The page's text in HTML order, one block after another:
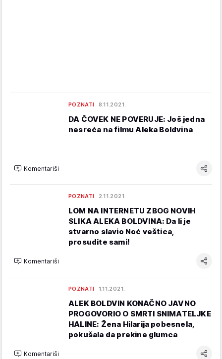
POZNATI 8.11.2021.
DA ČOVEK NE POVERUJE: Još jedna
nesreća na filmu Aleka Boldvina
Komentariši
POZNATI 2.11.2021.
LOM NA INTERNETU ZBOG NOVIH
SLIKA ALEKA BOLDVINA: Da li je
stvarno slavio Noć veštica,
prosudite sami!
Komentariši
POZNATI 1.11.2021.
ALEK BOLDVIN KONAČNO JAVNO
PROGOVORIO O SMRTI SNIMATELJKE
HALINE: Žena Hilarija pobesnela,
pokušala da prekine glumca
Komentariši